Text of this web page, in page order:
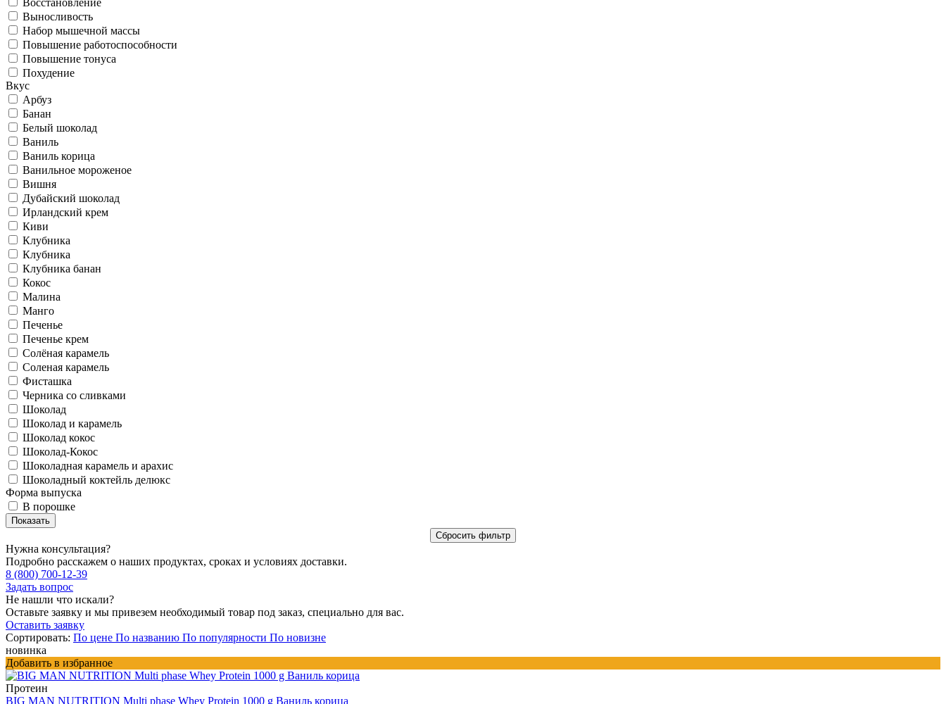
Выносливость
Набор мышечной массы
Повышение работоспособности
Повышение тонуса
Похудение
Вкус
Арбуз
Банан
Белый шоколад
Ваниль
Ваниль корица
Ванильное мороженое
Вишня
Дубайский шоколад
Ирландский крем
Киви
Клубника
Клубника
Клубника банан
Кокос
Малина
Манго
Печенье
Печенье крем
Солёная карамель
Соленая карамель
Фисташка
Черника со сливками
Шоколад
Шоколад и карамель
Шоколад кокос
Шоколад-Кокос
Шоколадная карамель и арахис
Шоколадный коктейль делюкс
Форма выпуска
В порошке
Нужна консультация?
Подробно расскажем о наших продуктах, сроках и условиях доставки.
8 (800) 700-12-39
Задать вопрос
Не нашли что искали?
Оставьте заявку и мы привезем необходимый товар под заказ, специально для вас.
Оставить заявку
Сортировать: По цене По названию По популярности По новизне
новинка
Добавить в избранное
Протеин
BIG MAN NUTRITION Multi phase Whey Protein 1000 g Ваниль корица